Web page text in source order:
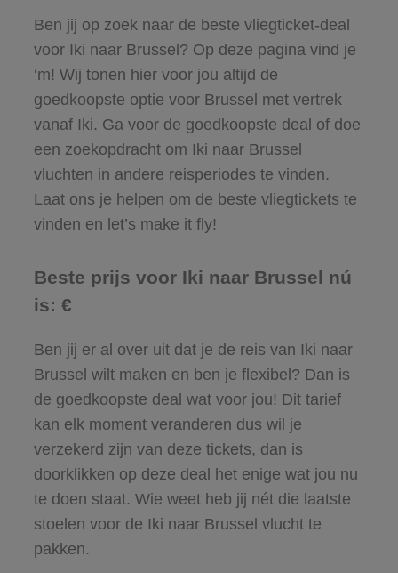
Ben jij op zoek naar de beste vliegticket-deal
voor Iki naar Brussel? Op deze pagina vind je
‘m! Wij tonen hier voor jou altijd de
goedkoopste optie voor Brussel met vertrek
vanaf Iki. Ga voor de goedkoopste deal of doe
een zoekopdracht om Iki naar Brussel
vluchten in andere reisperiodes te vinden.
Laat ons je helpen om de beste vliegtickets te
vinden en let’s make it fly!
Beste prijs voor Iki naar Brussel nú
is: €
Ben jij er al over uit dat je de reis van Iki naar
Brussel wilt maken en ben je flexibel? Dan is
de goedkoopste deal wat voor jou! Dit tarief
kan elk moment veranderen dus wil je
verzekerd zijn van deze tickets, dan is
doorklikken op deze deal het enige wat jou nu
te doen staat. Wie weet heb jij nét die laatste
stoelen voor de Iki naar Brussel vlucht te
pakken.